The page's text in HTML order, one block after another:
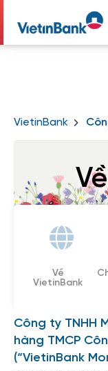
VietinBank
Về
VietinBank
Công ty TNHH
hàng TMCP
(“VietinBank